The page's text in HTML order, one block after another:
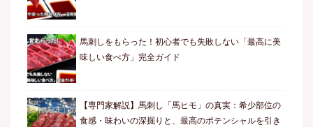
馬刺しをもらった！初心者でも失敗しない「最高に美
味しい食べ方」完全ガイド
【専門家解説】馬刺し「馬ヒモ」の真実：希少部位の
食感・味わいの深掘りと、最高のポテンシャルを引き